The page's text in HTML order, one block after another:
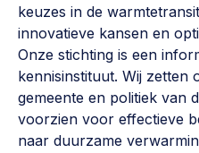
Wijkaanpak
Werken aan de wijk, ABCD,
Weerbare
ontmoetingsplekken >
keuzes in de
innovatieve kansen en
Onze stichting is een
kennisinstituut. Wij zetten
gemeente en politiek van
voorzien voor effectieve
naar duurzame